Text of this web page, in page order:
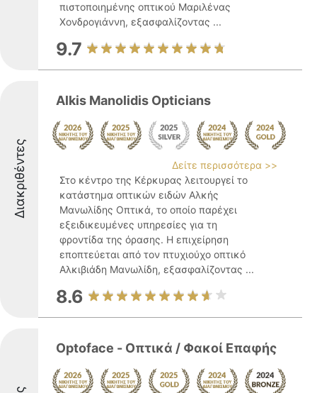
πιστοποιημένης οπτικού Μαριλένας
Χονδρογιάννη, εξασφαλίζοντας ...
9.7
Διακριθέντες
Alkis Manolidis Opticians
Δείτε περισσότερα >>
Στο κέντρο της Κέρκυρας λειτουργεί το
κατάστημα οπτικών ειδών Αλκής
Μανωλίδης Οπτικά, το οποίο παρέχει
εξειδικευμένες υπηρεσίες για τη
φροντίδα της όρασης. Η επιχείρηση
εποπτεύεται από τον πτυχιούχο οπτικό
Αλκιβιάδη Μανωλίδη, εξασφαλίζοντας ...
8.6
Optoface - Οπτικά / Φακοί Επαφής